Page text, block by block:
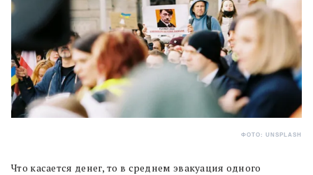
ФОТО: UNSPLASH
Что касается денег, то в среднем эвакуация одного